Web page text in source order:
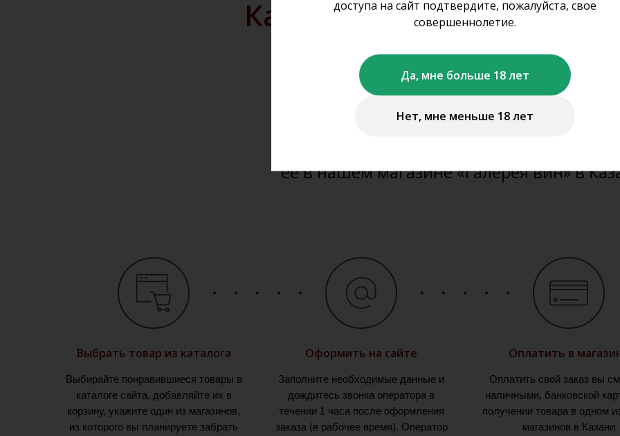
доступа на сайт подтвердите, пожалуйста, свое
совершеннолетие.
Да, мне больше 18 лет
Нет, мне меньше 18 лет
Как оформить заказ на
Мы не осуществляем дистанционную
и доставку алкогольной и табачной
Вы можете забронировать
её в нашем магазине «Галерея вин» в
Выбрать товар из каталога
Выбирайте понравившиеся товары в
каталоге сайта, добавляйте их в
корзину, укажите один из магазинов,
из которого вы планируете забрать
Оформить на сайте
Заполните необходимые данные и
дождитесь звонка оператора в
течении 1 часа после оформления
заказа (в рабочее время). Оператор
Оплатить в
Оплатить свой заказ вы
наличными, банковской
получении товара в одном
магазинов в Казани